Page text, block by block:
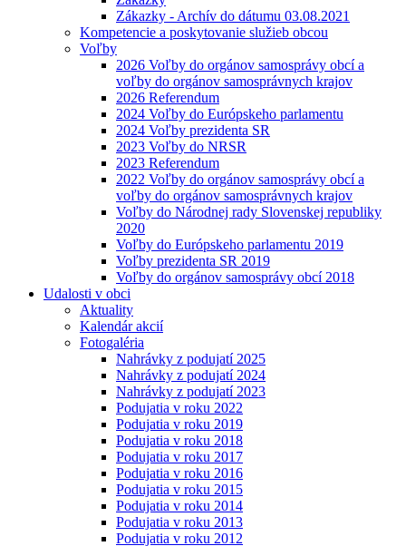
Zákazky - Archív do dátumu 03.08.2021
Kompetencie a poskytovanie služieb obcou
Voľby
2026 Voľby do orgánov samosprávy obcí a
voľby do orgánov samosprávnych krajov
2026 Referendum
2024 Voľby do Európskeho parlamentu
2024 Voľby prezidenta SR
2023 Voľby do NRSR
2023 Referendum
2022 Voľby do orgánov samosprávy obcí a
voľby do orgánov samosprávnych krajov
Voľby do Národnej rady Slovenskej republiky
2020
Voľby do Európskeho parlamentu 2019
Voľby prezidenta SR 2019
Voľby do orgánov samosprávy obcí 2018
Udalosti v obci
Aktuality
Kalendár akcií
Fotogaléria
Nahrávky z podujatí 2025
Nahrávky z podujatí 2024
Nahrávky z podujatí 2023
Podujatia v roku 2022
Podujatia v roku 2019
Podujatia v roku 2018
Podujatia v roku 2017
Podujatia v roku 2016
Podujatia v roku 2015
Podujatia v roku 2014
Podujatia v roku 2013
Podujatia v roku 2012